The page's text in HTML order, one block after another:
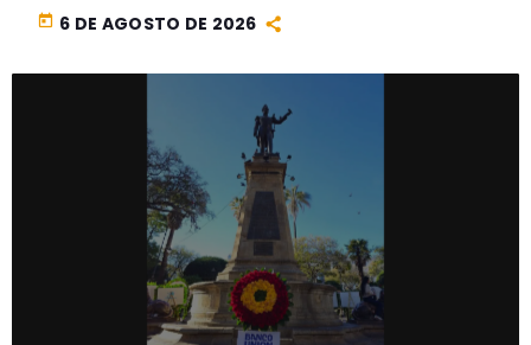
today 6 DE AGOSTO DE 2026